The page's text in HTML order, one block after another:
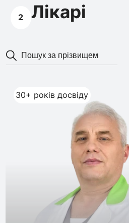
Лікарі
2
30+ років досвіду